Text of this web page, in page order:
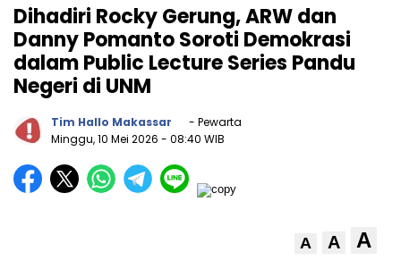
Dihadiri Rocky Gerung, ARW dan
Danny Pomanto Soroti Demokrasi
dalam Public Lecture Series Pandu
Negeri di UNM
Tim Hallo Makassar
- Pewarta
Minggu, 10 Mei 2026 - 08:40 WIB
A A A